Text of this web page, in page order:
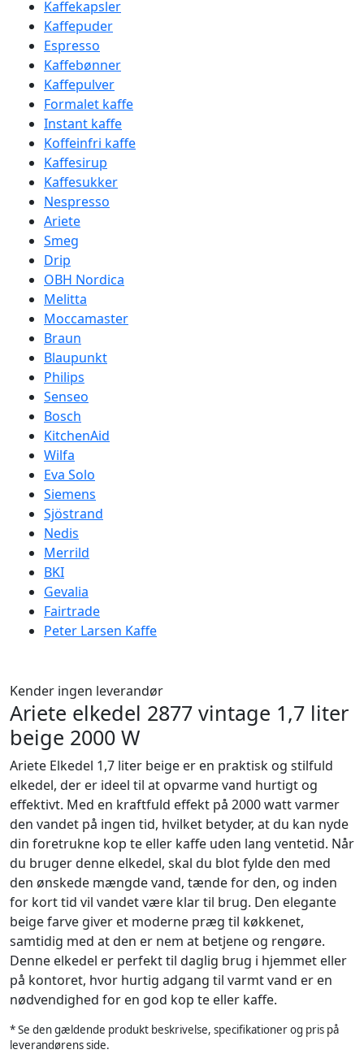
Kaffekapsler
Kaffepuder
Espresso
Kaffebønner
Kaffepulver
Formalet kaffe
Instant kaffe
Koffeinfri kaffe
Kaffesirup
Kaffesukker
Nespresso
Ariete
Smeg
Drip
OBH Nordica
Melitta
Moccamaster
Braun
Blaupunkt
Philips
Senseo
Bosch
KitchenAid
Wilfa
Eva Solo
Siemens
Sjöstrand
Nedis
Merrild
BKI
Gevalia
Fairtrade
Peter Larsen Kaffe
Kender ingen leverandør
Ariete elkedel 2877 vintage 1,7 liter
beige 2000 W
Ariete Elkedel 1,7 liter beige er en praktisk og stilfuld
elkedel, der er ideel til at opvarme vand hurtigt og
effektivt. Med en kraftfuld effekt på 2000 watt varmer
den vandet på ingen tid, hvilket betyder, at du kan nyde
din foretrukne kop te eller kaffe uden lang ventetid. Når
du bruger denne elkedel, skal du blot fylde den med
den ønskede mængde vand, tænde for den, og inden
for kort tid vil vandet være klar til brug. Den elegante
beige farve giver et moderne præg til køkkenet,
samtidig med at den er nem at betjene og rengøre.
Denne elkedel er perfekt til daglig brug i hjemmet eller
på kontoret, hvor hurtig adgang til varmt vand er en
nødvendighed for en god kop te eller kaffe.
* Se den gældende produkt beskrivelse, specifikationer og pris på
leverandørens side.